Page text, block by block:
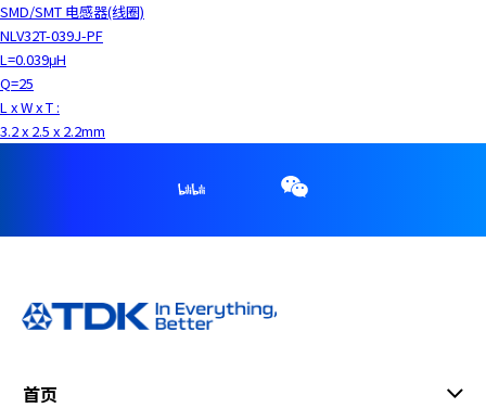
SMD/SMT 电感器(线圈)
NLV32T-039J-PF
L=0.039μH
Q=25
L x W x T :
3.2 x 2.5 x 2.2mm
首页